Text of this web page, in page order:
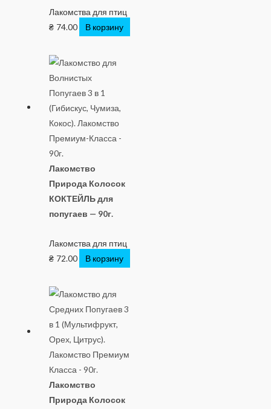
Лакомства для птиц
₴ 74.00 В корзину
Лакомство
Природа Колосок
КОКТЕЙЛЬ для
попугаев — 90г.
Лакомства для птиц
₴ 72.00 В корзину
Лакомство
Природа Колосок